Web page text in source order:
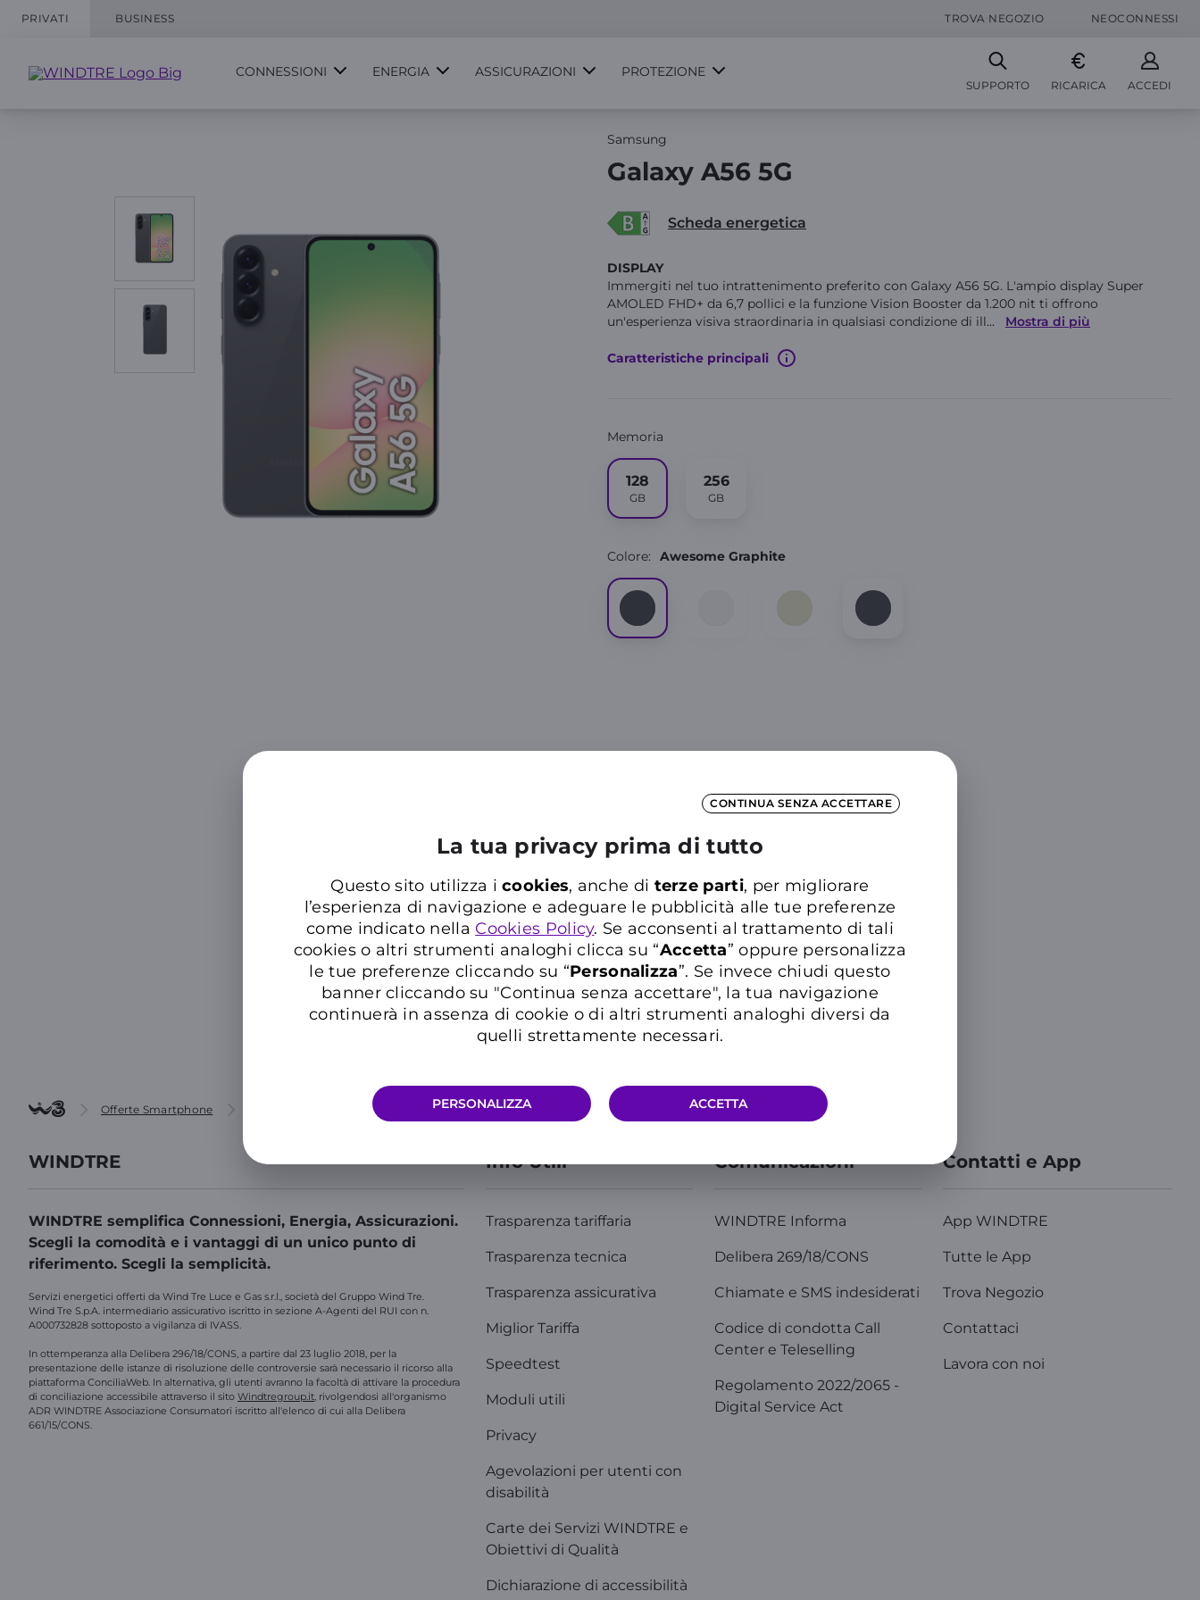
CONTINUA SENZA ACCETTARE
La tua privacy prima di tutto
Questo sito utilizza icookies, anche di terze parti, per migliorare
l’esperienza di navigazione e adeguare le pubblicità alle tue preferenze
come indicato nella Cookies Policy. Se acconsenti al trattamento di tali
cookies o altri strumenti analoghi clicca su “Accetta” oppure personalizza
le tue preferenze cliccando su “Personalizza”. Se invece chiudi questo
banner cliccando su "Continua senza accettare", la tua navigazione
continuerà in assenza di cookie o di altri strumenti analoghi diversi da
quelli strettamente necessari.
PERSONALIZZA ACCETTA
PRIVATI BUSINESS TROVA NEGOZIO NEOCONNESSI
CONNESSIONI ENERGIA ASSICURAZIONI PROTEZIONE
SUPPORTO RICARICA ACCEDI
Samsung
Galaxy A56 5G
Scheda energetica
DISPLAY
Immergiti nel tuo intrattenimento preferito con Galaxy A56 5G. L'ampio display Super
AMOLED FHD+ da 6,7 pollici e la funzione Vision Booster da 1.200 nit ti offrono
un'esperienza visiva straordinaria in qualsiasi condizione di ill... Mostra di più
Caratteristiche principali
Memoria
128
GB
256
GB
Colore: Awesome Graphite
Unica soluzione
Errore imprevisto
Offerte Smartphone Samsung Galaxy A16 4G
WINDTRE
WINDTRE semplifica Connessioni, Energia, Assicurazioni.
Scegli la comodità e i vantaggi di un unico punto di
riferimento. Scegli la semplicità.
Servizi energetici offerti da Wind Tre Luce e Gas s.r.l., società del Gruppo Wind Tre.
Wind Tre S.p.A. intermediario assicurativo iscritto in sezione A-Agenti del RUI con n.
A000732828 sottoposto a vigilanza di IVASS.
In ottemperanza alla Delibera 296/18/CONS, a partire dal 23 luglio 2018, per la
presentazione delle istanze di risoluzione delle controversie sarà necessario il ricorso alla
piattaforma ConciliaWeb. In alternativa, gli utenti avranno la facoltà di attivare la procedura
di conciliazione accessibile attraverso il sito Windtregroup.it, rivolgendosi all'organismo
ADR WINDTRE Associazione Consumatori iscritto all'elenco di cui alla Delibera
661/15/CONS.
Info Utili
Trasparenza tariffaria
Trasparenza tecnica
Trasparenza assicurativa
Miglior Tariffa
Speedtest
Moduli utili
Privacy
Agevolazioni per utenti con
disabilità
Carte dei Servizi WINDTRE e
Obiettivi di Qualità
Dichiarazione di accessibilità
Comunicazioni
WINDTRE Informa
Delibera 269/18/CONS
Chiamate e SMS indesiderati
Codice di condotta Call
Center e Teleselling
Regolamento 2022/2065 -
Digital Service Act
Contatti e App
App WINDTRE
Tutte le App
Trova Negozio
Contattaci
Lavora con noi